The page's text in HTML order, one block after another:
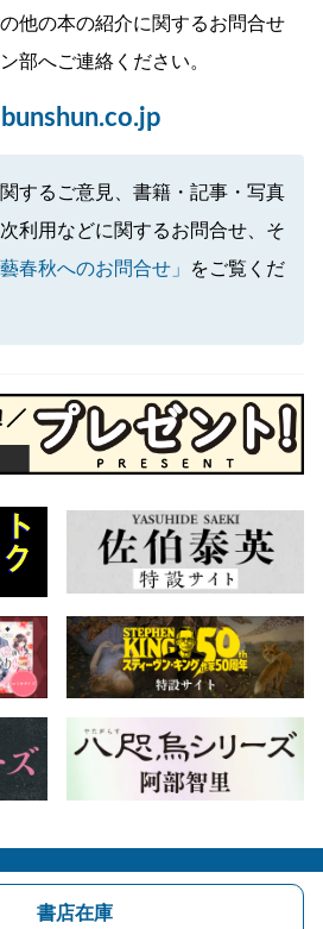
他の本の紹介に関するお問合せ
部へご連絡ください。
するご意見、書籍・記事・写真
利用などに関するお問合せ、そ
藝春秋へのお問合せ」
をご覧くだ
書店在庫
費出版のご案内 お問合せ
春オンライン Number Web